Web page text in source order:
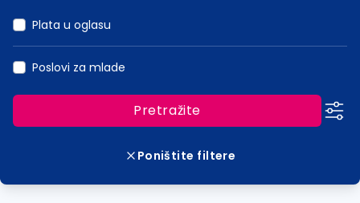
Plata u oglasu
Poslovi za mlade
Pretražite
Poništite filtere